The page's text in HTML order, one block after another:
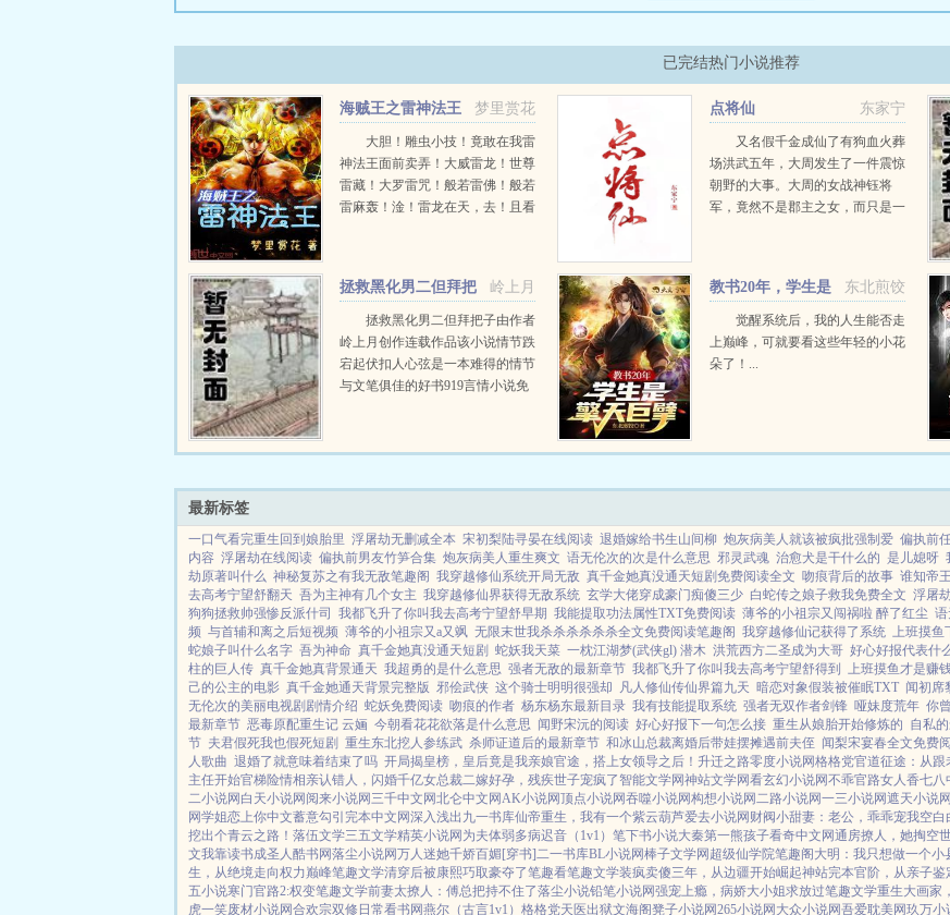
已完结热门小说推荐
梦里赏花
海贼王之雷神法王
大胆！雕虫小技！竟敢在我雷
神法王面前卖弄！大威雷龙！世尊
雷藏！大罗雷咒！般若雷佛！般若
雷麻轰！淦！雷龙在天，去！且看
东家宁
点将仙
又名假千金成仙了有狗血火葬
场洪武五年，大周发生了一件震惊
朝野的大事。大周的女战神钰将
军，竟然不是郡主之女，而只是一
岭上月
拯救黑化男二但拜把
拯救黑化男二但拜把子由作者
岭上月创作连载作品该小说情节跌
宕起伏扣人心弦是一本难得的情节
与文笔俱佳的好书919言情小说免
东北煎饺
教书20年，学生是
擎天巨擘
觉醒系统后，我的人生能否走
上巅峰，可就要看这些年轻的小花
朵了！...
最新标签
一口气看完重生回到娘胎里 浮屠劫无删减全本 宋初梨陆寻晏在线阅读 退婚嫁给书生山间柳 炮灰病美人就该被疯批强制爱 偏执前
内容 浮屠劫在线阅读 偏执前男友竹笋合集 炮灰病美人重生爽文 语无伦次的次是什么意思 邪灵武魂 治愈犬是干什么的 是儿媳呀
劫原著叫什么 神秘复苏之有我无敌笔趣阁 我穿越修仙系统开局无敌 真千金她真没通天短剧免费阅读全文 吻痕背后的故事 谁知帝
去高考宁望舒翻天 吾为主神有几个女主 我穿越修仙界获得无敌系统 玄学大佬穿成豪门痴傻三少 白蛇传之娘子救我免费全文 浮屠
狗狗拯救帅强惨反派什司
我都飞升了你叫我去高考宁望舒早期 我能提取功法属性TXT免费阅读 薄爷的小祖宗又闯祸啦 醉了红尘
频 与首辅和离之后短视频 薄爷的小祖宗又a又飒 无限末世我杀杀杀杀杀杀全文免费阅读笔趣阁 我穿越修仙记获得了系统 上班摸鱼
蛇娘子叫什么名字 吾为神命 真千金她真没通天短剧 蛇妖我天菜 一枕江湖梦(武侠gl) 潜木 洪荒西方二圣成为大哥 好心好报代表什
柱的巨人传 真千金她真背景通天 我超勇的是什么意思 强者无敌的最新章节 我都飞升了你叫我去高考宁望舒得到 上班摸鱼才是赚
己的公主的电影 真千金她通天背景完整版 邪侩武侠 这个骑士明明很强却 凡人修仙传仙界篇九天 暗恋对象假装被催眠TXT 闻初席
无伦次的美丽电视剧剧情介绍 蛇妖免费阅读 吻痕的作者 杨东杨东最新目录 我有技能提取系统 强者无双作者剑锋 哑妹度荒年 你
最新章节 恶毒原配重生记 云婳 今朝看花花欲落是什么意思 闻野宋沅的阅读 好心好报下一句怎么接 重生从娘胎开始修炼的 自私
节 夫君假死我也假死短剧 重生东北挖人参练武 杀师证道后的最新章节 和冰山总裁离婚后带娃摆摊遇前夫侄 闻梨宋宴春全文免费
人歌曲 退婚了就意味着结束了吗 开局揭皇榜，皇后竟是我亲娘官途，搭上女领导之后！ 升迁之路零度小说网格格党官道征途：从跟
主任开始官梯险情相亲认错人，闪婚千亿女总裁二嫁好孕，残疾世子宠疯了智能文学网神站文学网看玄幻小说网不乖官路女人香七八
二小说网 白天小说网 阅来小说网 三千中文网北仑中文网AK小说网顶点小说网吞噬小说网构想小说网二路小说网一三小说网遮天小说网
网学姐恋上你中文蓄意勾引 完本中文网深入浅出 九一书库仙帝重生，我有一个紫云葫芦爱去小说网 财阀小甜妻：老公，乖乖宠我空白
挖出个青云之路！ 落伍文学三五文学精英小说网 为夫体弱多病迟音（1v1） 笔下书小说大秦第一熊孩子看奇中文网通房撩人，她掏空
文我靠读书成圣人酷书网落尘小说网万人迷她千娇百媚[穿书]二一书库BL小说网棒子文学网 超级仙学院笔趣阁 大明：我只想做一个小
生，从绝境走向权力巅峰笔趣文学清穿后被康熙巧取豪夺了笔趣看笔趣文学装疯卖傻三年，从边疆开始崛起神站完本官阶，从亲子鉴
五小说寒门官路2:权变笔趣文学前妻太撩人：傅总把持不住了落尘小说铅笔小说网强宠上瘾，病娇大小姐求放过笔趣文学重生大画家
虎一笑废材小说网合欢宗双修日常看书网燕尔（古言1v1） 格格党天医出狱文海阁凳子小说网265小说网 大众小说网吾爱耽美网玖万小